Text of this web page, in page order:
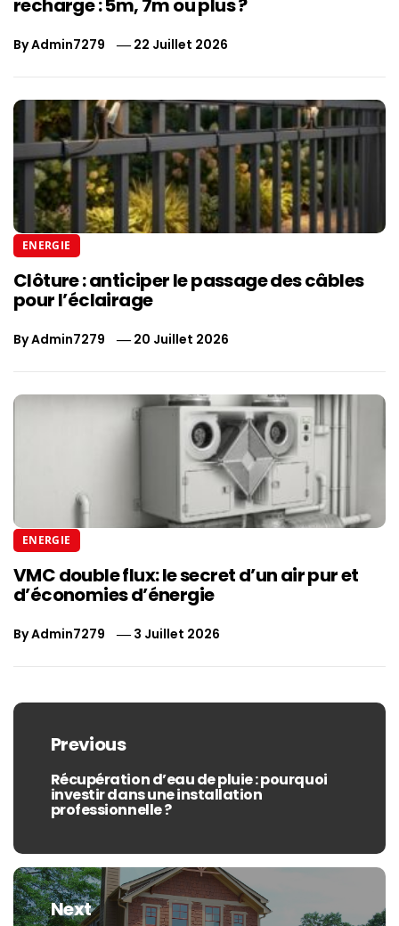
recharge : 5m, 7m ou plus ?
ByAdmin7279 22 Juillet 2026
ENERGIE
Clôture : anticiper le passage des câbles
pour l’éclairage
ByAdmin7279 20 Juillet 2026
ENERGIE
VMC double flux: le secret d’un air pur et
d’économies d’énergie
ByAdmin7279 3 Juillet 2026
Navigation
l’article
Previous
Previous
post:
Récupération d’eau de pluie : pourquoi
investir dans une installation
professionnelle ?
Next